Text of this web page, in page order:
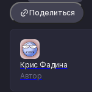
Поделиться
Крис Фадина
Автор